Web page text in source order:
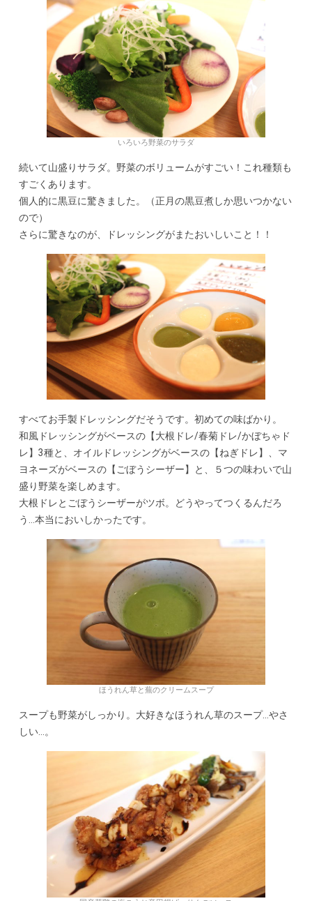
いろいろ野菜のサラダ
続いて山盛りサラダ。野菜のボリュームがすごい！これ種類も
すごくあります。
個人的に黒豆に驚きました。（正月の黒豆煮しか思いつかない
ので）
さらに驚きなのが、ドレッシングがまたおいしいこと！！
すべてお手製ドレッシングだそうです。初めての味ばかり。
和風ドレッシングがベースの【大根ドレ/春菊ドレ/かぼちゃド
レ】3種と、オイルドレッシングがベースの【ねぎドレ】、マ
ヨネーズがベースの【ごぼうシーザー】と、５つの味わいで山
盛り野菜を楽しめます。
大根ドレとごぼうシーザーがツボ。どうやってつくるんだろ
う…本当においしかったです。
ほうれん草と蕪のクリームスープ
スープも野菜がしっかり。大好きなほうれん草のスープ…やさ
しい…。